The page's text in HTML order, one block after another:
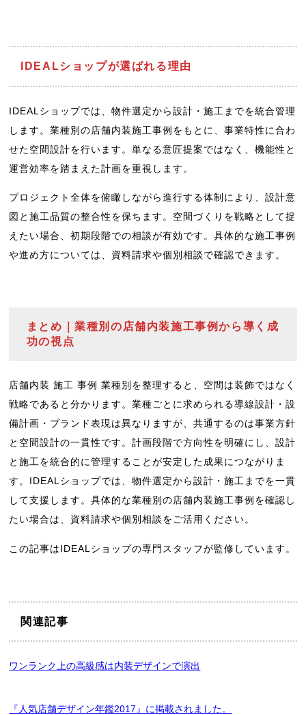
IDEALショップが選ばれる理由
IDEALショップでは、物件選定から設計・施工までを統合管理
します。業種別の店舗内装施工事例をもとに、事業特性に合わ
せた空間設計を行います。単なる意匠提案ではなく、機能性と
運営効率を踏まえた計画を重視します。
プロジェクト全体を俯瞰しながら進行する体制により、設計意
図と施工品質の整合性を保ちます。空間づくりを戦略として捉
えたい場合、初期段階での相談が有効です。具体的な施工事例
や進め方については、資料請求や個別相談で確認できます。
まとめ｜業種別の店舗内装施工事例から導く成
功の視点
店舗内装 施工 事例 業種別を整理すると、空間は装飾ではなく
戦略であると分かります。業種ごとに求められる導線設計・設
備計画・ブランド表現は異なりますが、共通するのは事業方針
と空間設計の一貫性です。計画段階で方向性を明確にし、設計
と施工を統合的に管理することが安定した成果につながりま
す。IDEALショップでは、物件選定から設計・施工までを一貫
して支援します。具体的な業種別の店舗内装施工事例を確認し
たい場合は、資料請求や個別相談をご活用ください。
この記事はIDEALショップの専門スタッフが監修しています。
関連記事
ワンランク上の高級感は内装デザインで演出
『人気店舗デザイン年鑑2017』に掲載されました。